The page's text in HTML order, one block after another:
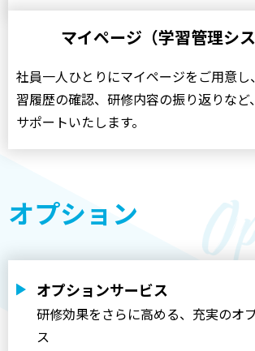
マイページ（学習管理シス
社員一人ひとりにマイページをご用意し
習履歴の確認、研修内容の振り返りなど
サポートいたします。
オプション
オプションサービス
研修効果をさらに高める、充実のオ
ス